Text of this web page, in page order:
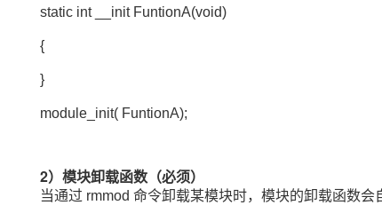
static int __init FuntionA(void)
{
}
module_init( FuntionA);
2）模块卸载函数（必须）
当通过 rmmod 命令卸载某模块时，模块的卸载函数